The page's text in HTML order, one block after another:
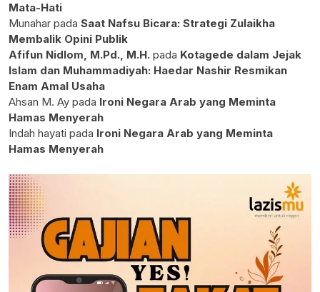
Mata-Hati
Munahar pada Saat Nafsu Bicara: Strategi Zulaikha
Membalik Opini Publik
Afifun Nidlom, M.Pd., M.H. pada Kotagede dalam Jejak
Islam dan Muhammadiyah: Haedar Nashir Resmikan
Enam Amal Usaha
Ahsan M. Ay pada Ironi Negara Arab yang Meminta
Hamas Menyerah
Indah hayati pada Ironi Negara Arab yang Meminta
Hamas Menyerah